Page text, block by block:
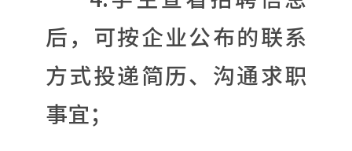
后，可按企业公布的联系
方式投递简历、沟通求职
事宜；